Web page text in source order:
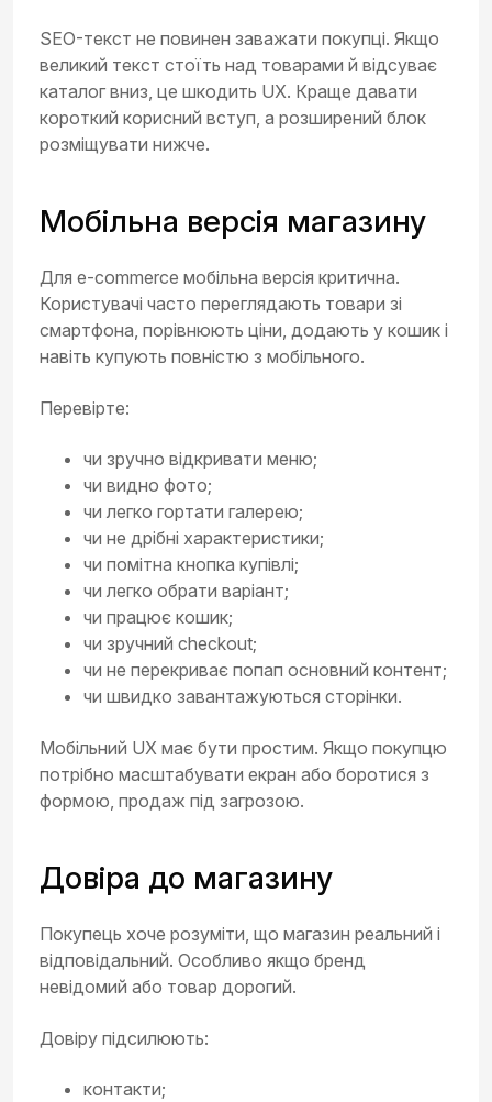
SEO-текст не повинен заважати покупці. Якщо
великий текст стоїть над товарами й відсуває
каталог вниз, це шкодить UX. Краще давати
короткий корисний вступ, а розширений блок
розміщувати нижче.
Мобільна версія магазину
Для e-commerce мобільна версія критична.
Користувачі часто переглядають товари зі
смартфона, порівнюють ціни, додають у кошик і
навіть купують повністю з мобільного.
Перевірте:
чи зручно відкривати меню;
чи видно фото;
чи легко гортати галерею;
чи не дрібні характеристики;
чи помітна кнопка купівлі;
чи легко обрати варіант;
чи працює кошик;
чи зручний checkout;
чи не перекриває попап основний контент;
чи швидко завантажуються сторінки.
Мобільний UX має бути простим. Якщо покупцю
потрібно масштабувати екран або боротися з
формою, продаж під загрозою.
Довіра до магазину
Покупець хоче розуміти, що магазин реальний і
відповідальний. Особливо якщо бренд
невідомий або товар дорогий.
Довіру підсилюють:
контакти;